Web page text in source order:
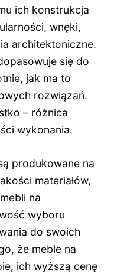
ich konstrukcja
wnęki,
architektoniczne.
się do
jak ma to
rozwiązań.
– różnica
wykonania.
produkowane na
materiałów,
na
wyboru
do swoich
że meble na
ich wyższą cenę